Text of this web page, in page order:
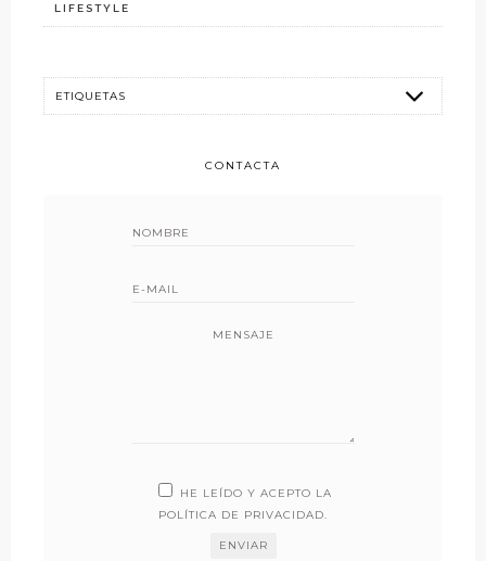
LIFESTYLE
CONTACTA
MENSAJE
HE LEÍDO Y ACEPTO LA
POLÍTICA DE PRIVACIDAD.